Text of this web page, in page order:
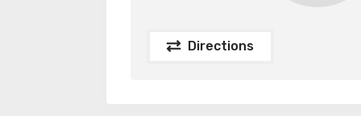
Directions